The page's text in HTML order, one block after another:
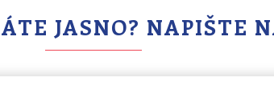
JASNO? NAPIŠTE